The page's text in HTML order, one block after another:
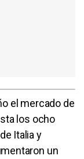
el mercado de
los ocho
Italia y
un